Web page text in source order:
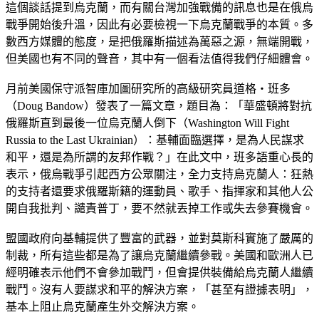
這個談話提到烏克蘭，而有關台灣加強戰備的訊息也是在俄烏
戰爭開始後升溫，因此有必要檢視一下烏克蘭戰爭的本質。多
數西方媒體的態度，是把俄羅斯描述為萬惡之源，無端開戰，
但美國也有不同的聲音，其中有一個看法值得我們仔細體會。
月前美國保守派智庫加圖研究所的高級研究員道格‧班多
（Doug Bandow）發表了一篇文章，題目為：「華盛頓將對抗
俄羅斯直到最後一位烏克蘭人倒下（Washington Will Fight
Russia to the Last Ukrainian）：基輔面臨選擇，是為人民謀求
和平，還是為所謂的友邦作戰？」在此文中，班多語重心長的
表示，俄烏戰爭引起西方公眾關注，全力支持烏克蘭人：狂熱
的支持者還要求俄羅斯籍的運動員、歌手、指揮家和其他人公
開自我批判、譴責普丁，要不然就丟掉工作或失去參賽機會。
盟國政府向基輔提供了豐富的武器，並對莫斯科實施了嚴厲的
制裁，所有這些都是為了讓烏克蘭繼續參戰。美國和歐洲人已
經明確表示他們不會參加戰鬥，但會提供裝備給烏克蘭人繼續
戰鬥。沒有人要謀求和平的解決方案，「甚至有證據表明」，
基本上阻止烏克蘭產生外交解決方案。